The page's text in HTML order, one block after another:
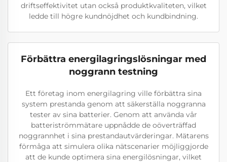
driftseffektivitet utan också produktkvaliteten, vilket
ledde till högre kundnöjdhet och kundbindning.
Förbättra energilagringslösningar med
noggrann testning
Ett företag inom energilagring ville förbättra sina
system prestanda genom att säkerställa noggranna
tester av sina batterier. Genom att använda vår
batteriströmmätare uppnådde de oöverträffad
noggrannhet i sina prestandautvärderingar. Mätarens
förmåga att simulera olika nätscenarier möjliggjorde
att de kunde optimera sina energilösningar, vilket